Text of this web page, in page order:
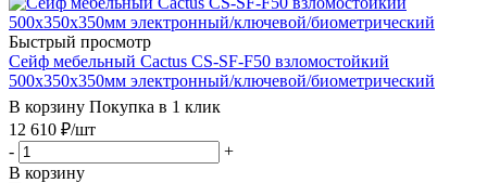
Быстрый просмотр
Сейф мебельный Cactus CS-SF-F50 взломостойкий
500x350x350мм электронный/ключевой/биометрический
В корзину Покупка в 1 клик
12 610 ₽/шт
-
+
В корзину